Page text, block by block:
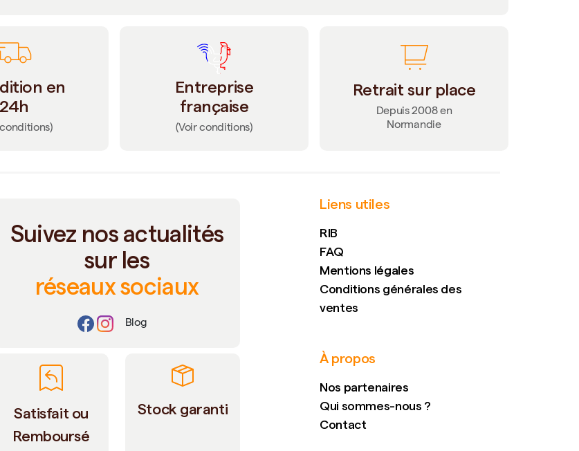
en
24h
Entreprise
française
(Voir conditions)
Retrait sur place
Depuis 2008 en
Normandie
Suivez nos actualités
sur les
réseaux sociaux
Blog
Satisfait ou
Remboursé
Stock garanti
Liens utiles
RIB
FAQ
Mentions légales
Conditions générales des
ventes
À propos
Nos partenaires
Qui sommes-nous ?
Contact